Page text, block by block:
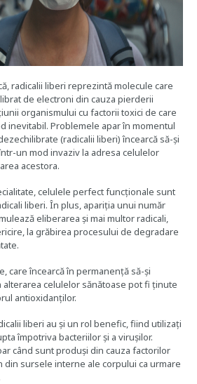
radicalii liberi reprezintă molecule care
de electroni din cauza pierderii
organismului cu factorii toxici de care
inevitabil. Problemele apar în momentul
(radicalii liberi) încearcă să-și
un mod invaziv la adresa celulelor
acestora.
celulele perfect funcționale sunt
liberi. În plus, apariția unui număr
eliberarea și mai multor radicali,
la grăbirea procesului de degradare
care încearcă în permanență să-și
celulelor sănătoase pot fi ținute
antioxidanților.
liberi au și un rol benefic, fiind utilizați
împotriva bacteriilor și a virușilor.
când sunt produși din cauza factorilor
din sursele interne ale corpului ca urmare